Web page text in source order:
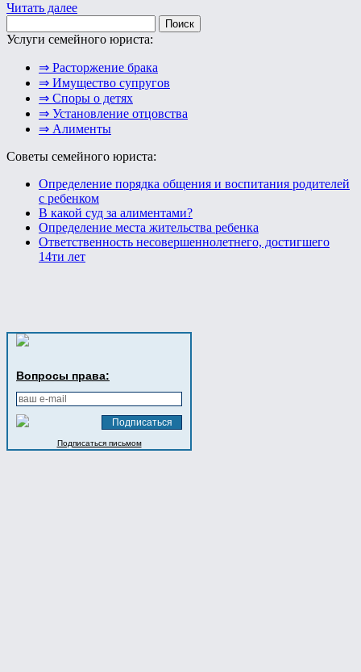
Читать далее
Услуги семейного юриста:
⇒ Расторжение брака
⇒ Имущество супругов
⇒ Споры о детях
⇒ Установление отцовства
⇒ Алименты
Советы семейного юриста:
Определение порядка общения и воспитания родителей
с ребенком
В какой суд за алиментами?
Определение места жительства ребенка
Ответственность несовершеннолетнего, достигшего
14ти лет
Вопросы права:
Подписаться письмом